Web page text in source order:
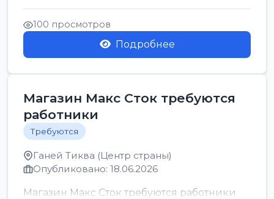
позицию возможна дом...
100 просмотров
Подробнее
Магазин Макс Сток требуются
работники
Требуются
Ганей Тиква (Центр страны)
Опубликовано: 18.06.2026
Магазин Макс Сток требуются работники